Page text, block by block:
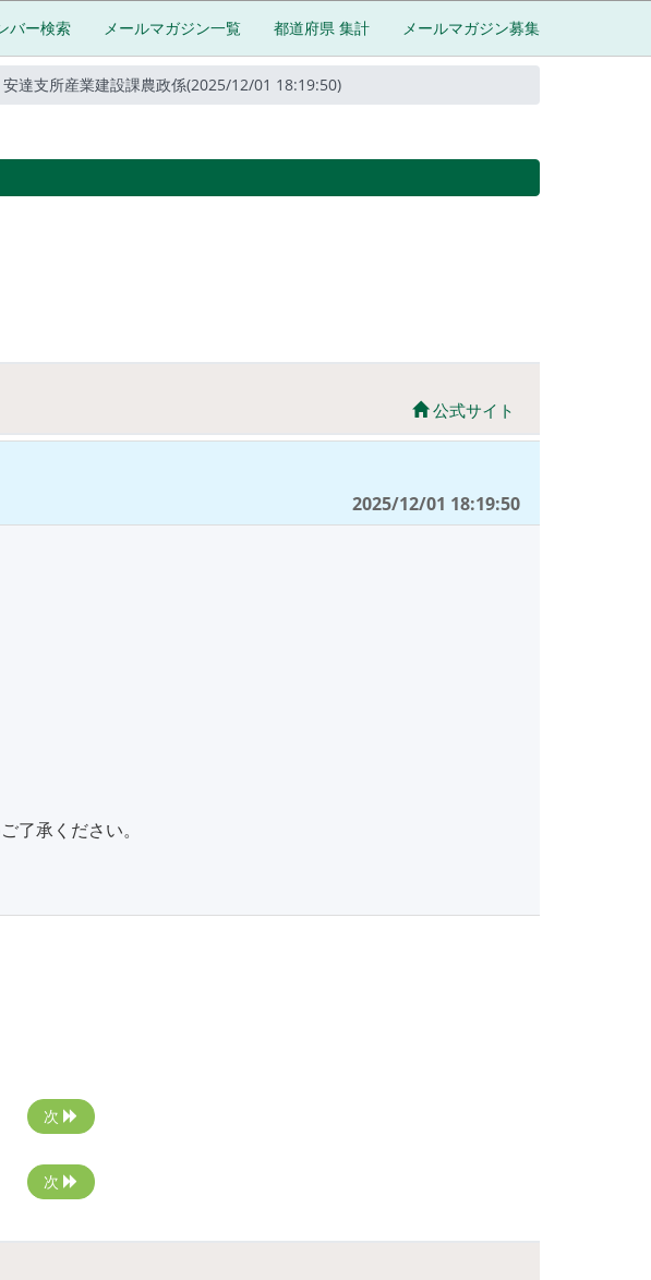
バー検索 メールマガジン一覧 都道府県 集計 メールマガジン募集
達支所産業建設課農政係(2025/12/01 18:19:50)
公式サイト
2025/12/01 18:19:50
了承ください。
次
次